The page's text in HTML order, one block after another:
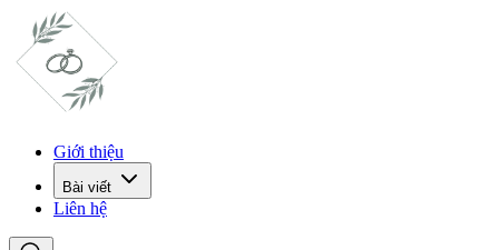
Giới thiệu
Bài viết
Liên hệ